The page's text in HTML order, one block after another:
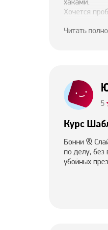
Хочется
Читать
5
Курс
Бонни &
по делу,
убойных